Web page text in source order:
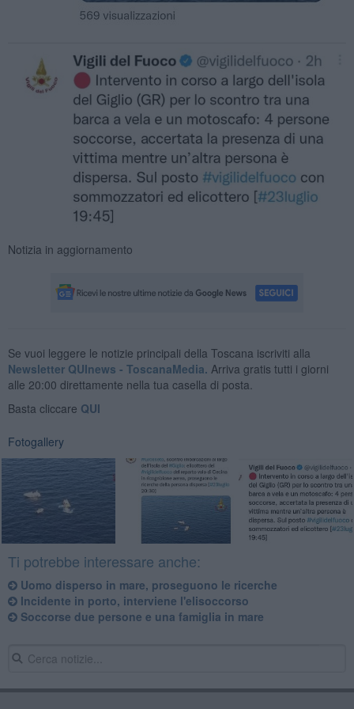
Notizia in aggiornamento
Se vuoi leggere le notizie principali della Toscana iscriviti alla
Newsletter QUInews - ToscanaMedia. Arriva gratis tutti i giorni
alle 20:00 direttamente nella tua casella di posta.
Basta cliccare QUI
Fotogallery
Ti potrebbe interessare anche:
Uomo disperso in mare, proseguono le ricerche
Incidente in porto, interviene l'elisoccorso
Soccorse due persone e una famiglia in mare